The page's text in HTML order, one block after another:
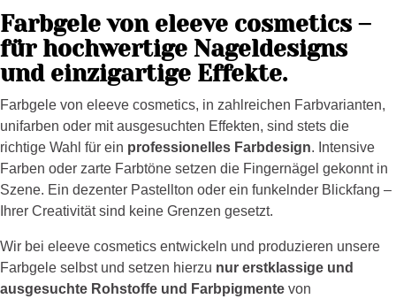
Farbgele von eleeve cosmetics –
für hochwertige Nageldesigns
und einzigartige Effekte.
Farbgele von eleeve cosmetics, in zahlreichen Farbvarianten,
unifarben oder mit ausgesuchten Effekten, sind stets die
richtige Wahl für ein professionelles Farbdesign. Intensive
Farben oder zarte Farbtöne setzen die Fingernägel gekonnt in
Szene. Ein dezenter Pastellton oder ein funkelnder Blickfang –
Ihrer Creativität sind keine Grenzen gesetzt.
Wir bei eleeve cosmetics entwickeln und produzieren unsere
Farbgele selbst und setzen hierzu nur erstklassige und
ausgesuchte Rohstoffe und Farbpigmente von